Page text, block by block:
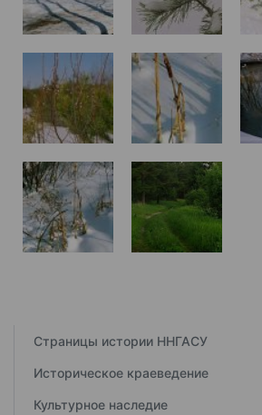
Страницы истории ННГАСУ
Историческое краеведение
Культурное наследие